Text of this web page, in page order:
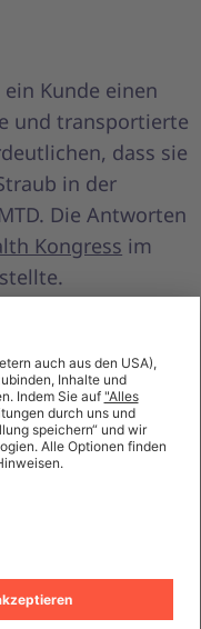
Kunde einen
und transportierte
dass sie
in der
Die Antworten
Kongress im